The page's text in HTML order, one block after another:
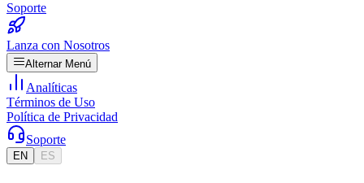
Soporte
Lanza con Nosotros
Alternar Menú
Analíticas
Términos de Uso
Política de Privacidad
Soporte
EN ES